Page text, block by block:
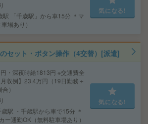
駅 「千歳駅」から車15分 ＊マ
場あり）
気になる!
セット・ボタン操作（4交替）[派遣]
・深夜時給1813円 ※交通費全
収例】23.4万円（19日勤務＋
）
駅 ・千歳駅から車で15分 ＊
ー通勤OK（無料駐車場あり）
気になる!